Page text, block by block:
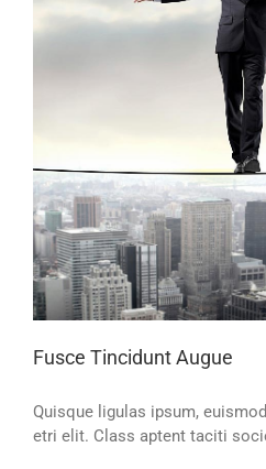
Fusce Tincidunt Augue
Quisque ligulas ipsum,
etri elit. Class aptent taciti